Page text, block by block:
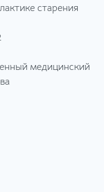
старения
медицинский